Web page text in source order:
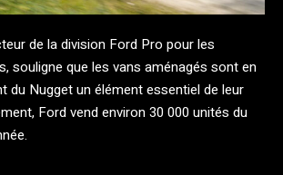
de la division Ford Pro pour les
souligne que les vans aménagés sont en
du Nugget un élément essentiel de leur
Ford vend environ 30 000 unités du